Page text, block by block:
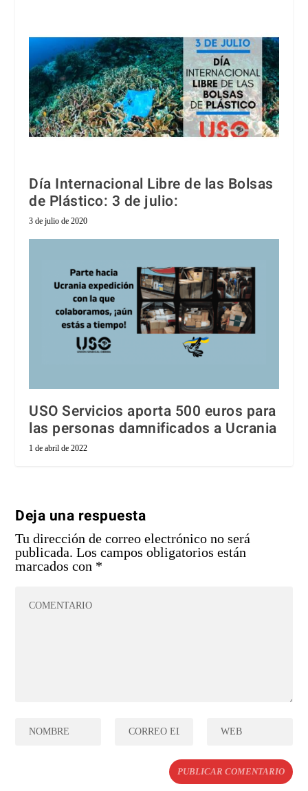
Día Internacional Libre de las Bolsas
de Plástico: 3 de julio:
3 de julio de 2020
USO Servicios aporta 500 euros para
las personas damnificados a Ucrania
1 de abril de 2022
Deja una respuesta
Tu dirección de correo electrónico no será
publicada. Los campos obligatorios están
marcados con *